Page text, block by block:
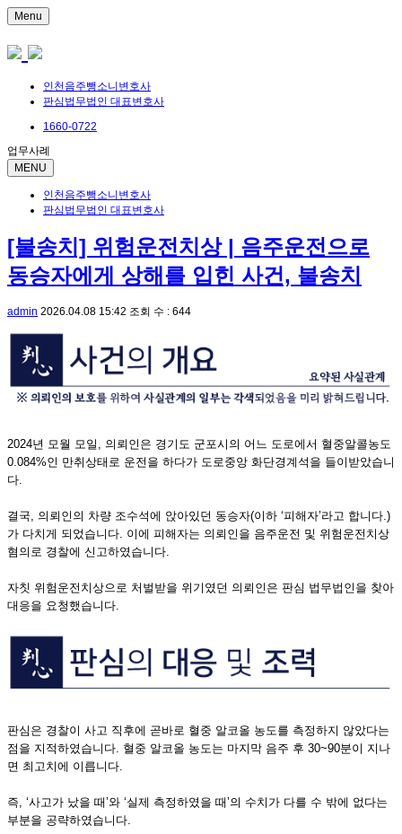
Menu
인천음주뺑소니변호사
판심법무법인 대표변호사
1660-0722
업무사례
MENU
인천음주뺑소니변호사
판심법무법인 대표변호사
[불송치] 위험운전치상 | 음주운전으로
동승자에게 상해를 입힌 사건, 불송치
admin 2026.04.08 15:42 조회 수 : 644
2024년 모월 모일, 의뢰인은 경기도 군포시의 어느 도로에서 혈중알콜농도
0.084%인 만취상태로 운전을 하다가 도로중앙 화단경계석을 들이받았습니
다.
결국, 의뢰인의 차량 조수석에 앉아있던 동승자(이하 ‘피해자’라고 합니다.)
가 다치게 되었습니다. 이에 피해자는 의뢰인을 음주운전 및 위험운전치상
혐의로 경찰에 신고하였습니다.
자칫 위험운전치상으로 처벌받을 위기였던 의뢰인은 판심 법무법인을 찾아
대응을 요청했습니다.
판심은 경찰이 사고 직후에 곧바로 혈중 알코올 농도를 측정하지 않았다는
점을 지적하였습니다. 혈중 알코올 농도는 마지막 음주 후 30~90분이 지나
면 최고치에 이릅니다.
즉, ‘사고가 났을 때’와 ‘실제 측정하였을 때’의 수치가 다를 수 밖에 없다는
부분을 공략하였습니다.